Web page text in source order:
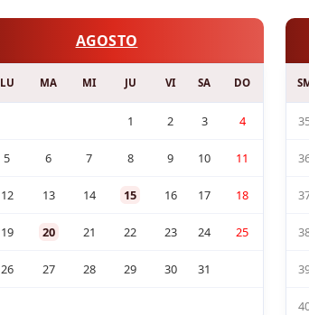
AGOSTO
LU MA MI JU VI SA DO
1 2 3 4
5 6 7 8 9 10 11
12 13 14 15 16 17 18
19 20 21 22 23 24 25
26 27 28 29 30 31